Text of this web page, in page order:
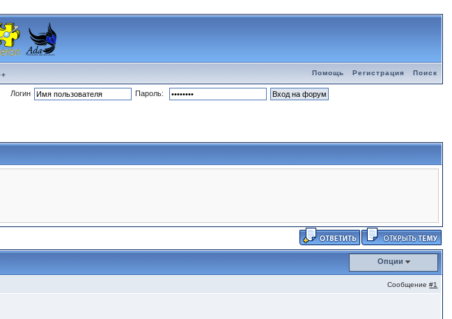
Помощь Регистрация Поиск
Логин Пароль:
Опции
Сообщение#1